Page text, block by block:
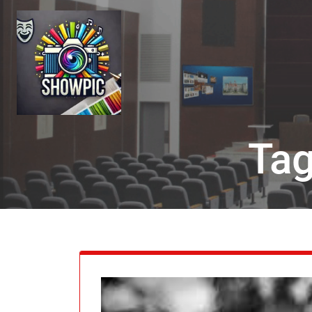
Skip
content